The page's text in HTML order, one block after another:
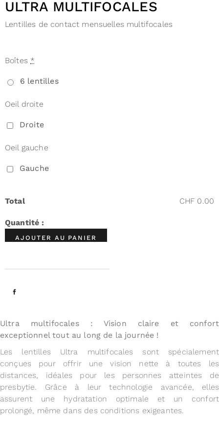
ULTRA MULTIFOCALES
Lentilles de contact mensuelles multifocales
Boîtes *
6 lentilles
Oeil droite
Droite
Oeil gauche
Gauche
Total CHF 0.00
AJOUTER AU PANIER
Ultra multifocales : Vision claire et confort
exceptionnel tout au long de la journée !
Les lentilles Ultra multifocales sont spécialement
conçues pour offrir une vision nette à toutes les
distances, idéales pour les personnes atteintes de
presbytie. Grâce à leur technologie avancée, elles
assurent une hydratation optimale et un confort
prolongé, même dans des conditions exigeantes.